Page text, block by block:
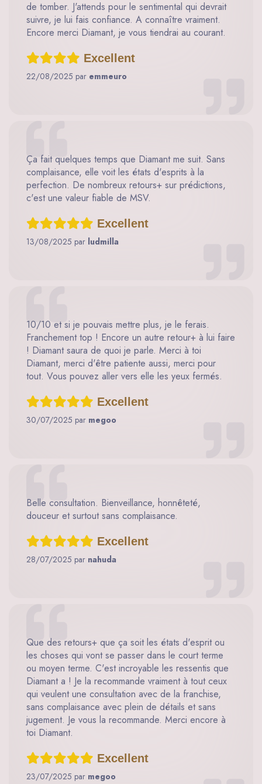
de tomber. J'attends pour le sentimental qui devrait
suivre, je lui fais confiance. A connaître vraiment.
Encore merci Diamant, je vous tiendrai au courant.
Excellent
22/08/2025 par emmeuro
Ça fait quelques temps que Diamant me suit. Sans
complaisance, elle voit les états d'esprits à la
perfection. De nombreux retours+ sur prédictions,
c'est une valeur fiable de MSV.
Excellent
13/08/2025 par ludmilla
10/10 et si je pouvais mettre plus, je le ferais.
Franchement top ! Encore un autre retour+ à lui faire
! Diamant saura de quoi je parle. Merci à toi
Diamant, merci d'être patiente aussi, merci pour
tout. Vous pouvez aller vers elle les yeux fermés.
Excellent
30/07/2025 par megoo
Belle consultation. Bienveillance, honnêteté,
douceur et surtout sans complaisance.
Excellent
28/07/2025 par nahuda
Que des retours+ que ça soit les états d'esprit ou
les choses qui vont se passer dans le court terme
ou moyen terme. C'est incroyable les ressentis que
Diamant a ! Je la recommande vraiment à tout ceux
qui veulent une consultation avec de la franchise,
sans complaisance avec plein de détails et sans
jugement. Je vous la recommande. Merci encore à
toi Diamant.
Excellent
23/07/2025 par megoo